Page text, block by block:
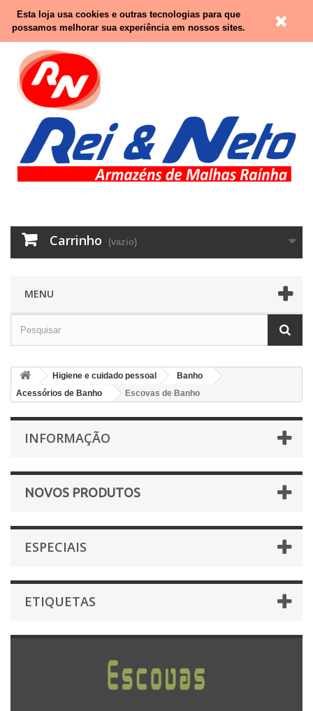
Contacte-nos
Carrinho (vazio)
MENU
Higiene e cuidado pessoal
Banho
Acessórios de Banho
Escovas de Banho
INFORMAÇÃO
NOVOS PRODUTOS
ESPECIAIS
ETIQUETAS
Esta loja usa cookies e outras tecnologias para que
possamos melhorar sua experiência em nossos sites.